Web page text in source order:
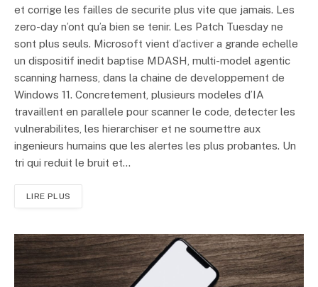
et corrige les failles de securite plus vite que jamais. Les
zero-day n’ont qu’a bien se tenir. Les Patch Tuesday ne
sont plus seuls. Microsoft vient d’activer a grande echelle
un dispositif inedit baptise MDASH, multi-model agentic
scanning harness, dans la chaine de developpement de
Windows 11. Concretement, plusieurs modeles d’IA
travaillent en parallele pour scanner le code, detecter les
vulnerabilites, les hierarchiser et ne soumettre aux
ingenieurs humains que les alertes les plus probantes. Un
tri qui reduit le bruit et…
LIRE PLUS